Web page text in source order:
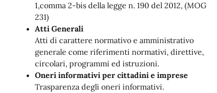
1,comma 2-bis della legge n. 190 del 2012, (MOG
231)
Atti Generali
Atti di carattere normativo e amministrativo
generale come riferimenti normativi, direttive,
circolari, programmi ed istruzioni.
Oneri informativi per cittadini e imprese
Trasparenza degli oneri informativi.